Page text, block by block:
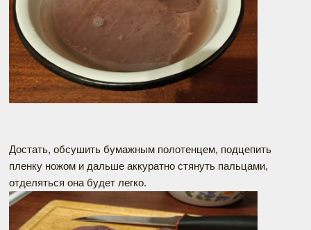
Достать, обсушить бумажным полотенцем, подцепить
пленку ножом и дальше аккуратно стянуть пальцами,
отделяться она будет легко.